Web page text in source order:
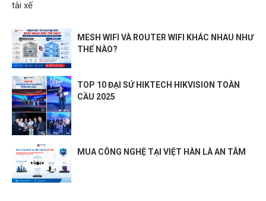
tài xế
MESH WIFI VÀ ROUTER WIFI KHÁC NHAU NHƯ
THẾ NÀO?
TOP 10 ĐẠI SỨ HIKTECH HIKVISION TOÀN
CẦU 2025
MUA CÔNG NGHỆ TẠI VIỆT HÀN LÀ AN TÂM